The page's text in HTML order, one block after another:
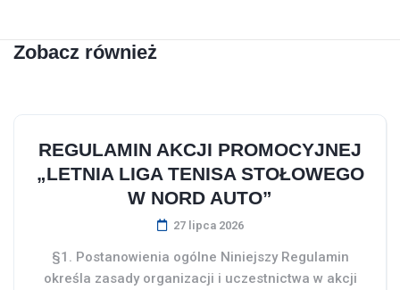
Zobacz również
REGULAMIN AKCJI PROMOCYJNEJ
„LETNIA LIGA TENISA STOŁOWEGO
W NORD AUTO”
27 lipca 2026
§1. Postanowienia ogólne Niniejszy Regulamin
określa zasady organizacji i uczestnictwa w akcji